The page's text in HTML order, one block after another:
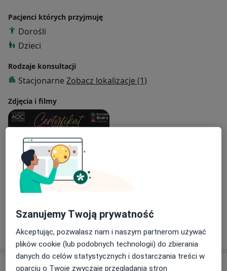
Pacjenci których przyjmuję
Dorośli
Dzieci
Rodzaje konsultacji
Stacjonarne Zobacz lokalizacje (1)
Zdjęcia i filmy
Zobacz galerię (1)
Pokaż więcejo doświadczeniu
Aktualności
Szanujemy Twoją prywatność
Akceptując, pozwalasz nam i naszym partnerom używać
plików cookie (lub podobnych technologii) do zbierania
danych do celów statystycznych i dostarczania treści w
oparciu o Twoje zwyczaje przeglądania stron